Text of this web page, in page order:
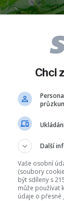
Chci
Další
Vaše osobní
(soubory
být sdíleny s
může používat
údaje o přesné